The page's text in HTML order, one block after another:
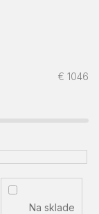
€ 1046
Na sklade